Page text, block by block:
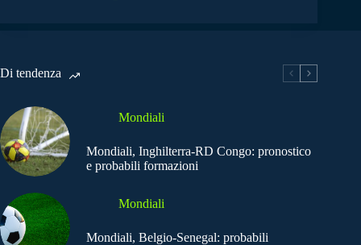
Di tendenza
Mondiali
Mondiali, Inghilterra-RD Congo: pronostico
e probabili formazioni
Mondiali
Mondiali, Belgio-Senegal: probabili